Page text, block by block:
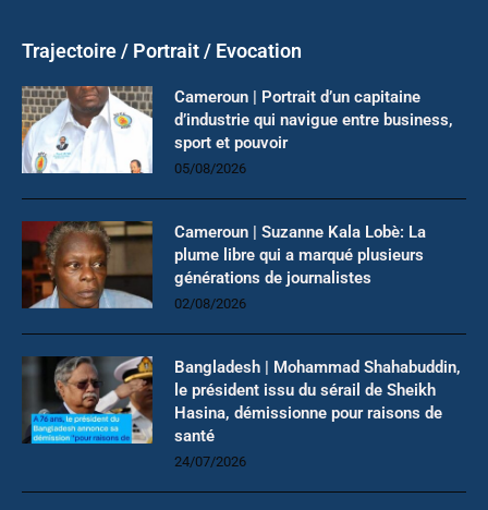
Trajectoire / Portrait / Evocation
Cameroun | Portrait d’un capitaine
d’industrie qui navigue entre business,
sport et pouvoir
05/08/2026
Cameroun | Suzanne Kala Lobè: La
plume libre qui a marqué plusieurs
générations de journalistes
02/08/2026
Bangladesh | Mohammad Shahabuddin,
le président issu du sérail de Sheikh
Hasina, démissionne pour raisons de
santé
24/07/2026